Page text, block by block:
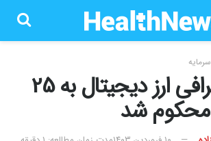
بنیانگذار صرافی ارز دیجیتال به 25
محکوم شد